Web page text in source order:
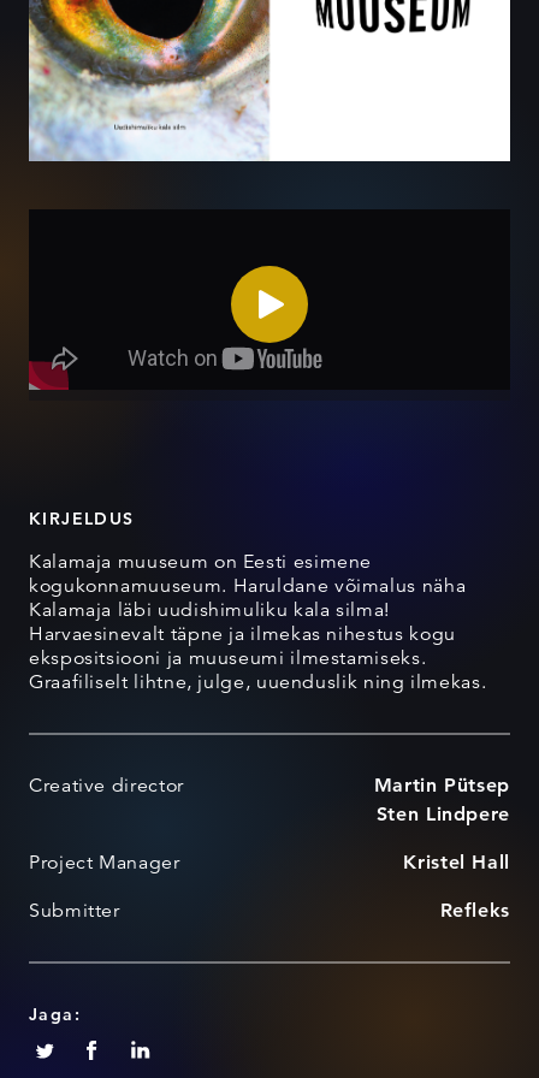
KIRJELDUS
Kalamaja muuseum on Eesti esimene
kogukonnamuuseum. Haruldane võimalus näha
Kalamaja läbi uudishimuliku kala silma!
Harvaesinevalt täpne ja ilmekas nihestus kogu
ekspositsiooni ja muuseumi ilmestamiseks.
Graafiliselt lihtne, julge, uuenduslik ning ilmekas.
Creative director
Martin Pütsep
Sten Lindpere
Project Manager Kristel Hall
Submitter Refleks
Jaga: